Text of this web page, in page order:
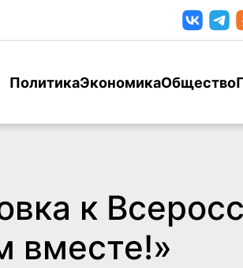
ПолитикаЭкономикаОбщество
к
вместе!»